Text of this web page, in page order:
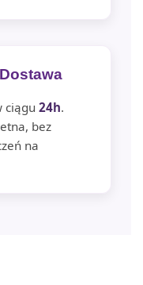
ciągu 24h.
bez
na